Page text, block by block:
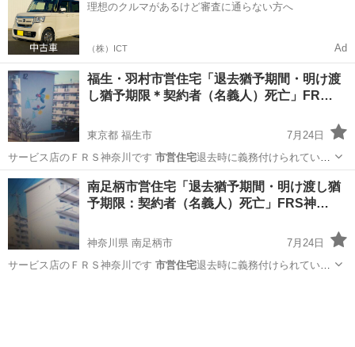
理想のクルマがあるけど審査に通らない方へ
（株）ICT Ad
福生・羽村市営住宅「退去猶予期間・明け渡
し猶予期限＊契約者（名義人）死亡」FR…
東京都 福生市
7月24日
サービス店のＦＲＳ神奈川です 市営住宅退去時に義務付けられている
お部屋の原…
東京 福生市 リサイクルショップ 市営住宅
南足柄市営住宅「退去猶予期間・明け渡し猶
予期限：契約者（名義人）死亡」FRS神…
神奈川県 南足柄市
7月24日
サービス店のＦＲＳ神奈川です 市営住宅退去時に義務付けられている